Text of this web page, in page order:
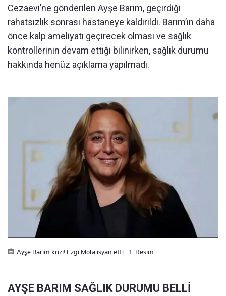
Cezaevi’ne gönderilen Ayşe Barım, geçirdiği
rahatsızlık sonrası hastaneye kaldırıldı. Barım’ın daha
önce kalp ameliyatı geçirecek olması ve sağlık
kontrollerinin devam ettiği bilinirken, sağlık durumu
hakkında henüz açıklama yapılmadı.
Ayşe Barım krizi! Ezgi Mola isyan etti - 1. Resim
AYŞE BARIM SAĞLIK DURUMU BELLİ